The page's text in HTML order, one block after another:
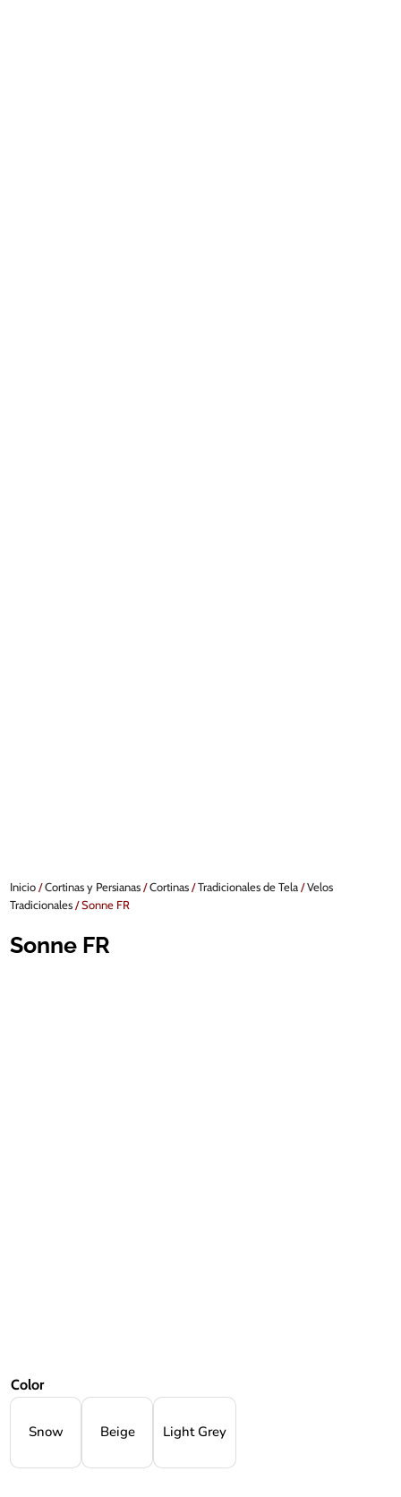
Inicio/Cortinas y Persianas/Cortinas/Tradicionales de Tela/Velos
Tradicionales/ Sonne FR
Sonne FR
Color
Snow Beige Light Grey